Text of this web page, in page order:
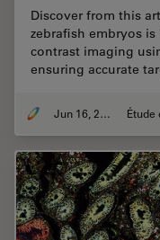
Discover from this
zebrafish embryos
contrast imaging
ensuring accurate
Jun 16, 2025